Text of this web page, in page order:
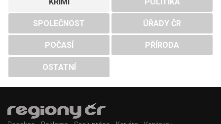
SPOLEČNOST ÚŘADY ČR
POČASÍ PŘÍRODA
OSTATNÍ